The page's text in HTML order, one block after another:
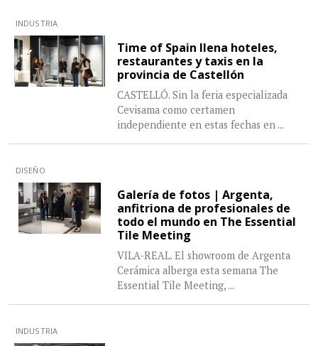
INDUSTRIA
Time of Spain llena hoteles,
restaurantes y taxis en la
provincia de Castellón
CASTELLÓ. Sin la feria especializada
Cevisama como certamen
independiente en estas fechas en ...
DISEÑO
Galería de fotos | Argenta,
anfitriona de profesionales de
todo el mundo en The Essential
Tile Meeting
VILA-REAL. El showroom de Argenta
Cerámica alberga esta semana The
Essential Tile Meeting, ...
INDUSTRIA